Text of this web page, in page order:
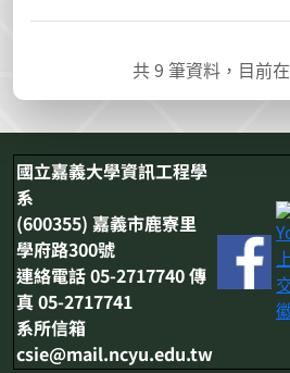
共9 筆資料，目前在
國立嘉義大學資訊工程學
系
(600355) 嘉義市鹿寮里
學府路300號
連絡電話 05-2717740 傳
真 05-2717741
系所信箱
csie@mail.ncyu.edu.tw